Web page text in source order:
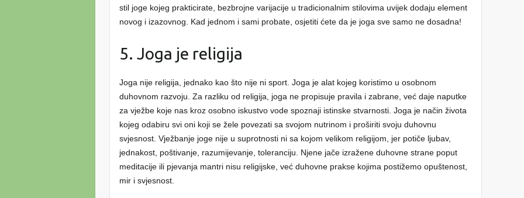
stil joge kojeg prakticirate, bezbrojne varijacije u tradicionalnim stilovima uvijek dodaju element
novog i izazovnog. Kad jednom i sami probate, osjetiti ćete da je joga sve samo ne dosadna!
5. Joga je religija
Joga nije religija, jednako kao što nije ni sport. Joga je alat kojeg koristimo u osobnom
duhovnom razvoju. Za razliku od religija, joga ne propisuje pravila i zabrane, već daje naputke
za vježbe koje nas kroz osobno iskustvo vode spoznaji istinske stvarnosti. Joga je način života
kojeg odabiru svi oni koji se žele povezati sa svojom nutrinom i proširiti svoju duhovnu
svjesnost. Vježbanje joge nije u suprotnosti ni sa kojom velikom religijom, jer potiče ljubav,
jednakost, poštivanje, razumijevanje, toleranciju. Njene jače izražene duhovne strane poput
meditacije ili pjevanja mantri nisu religijske, već duhovne prakse kojima postižemo opuštenost,
mir i svjesnost.